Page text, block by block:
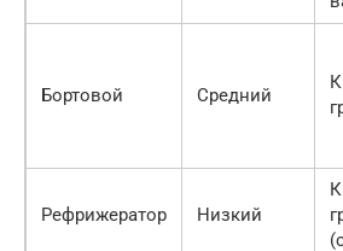
Бортовой Средний
Рефрижератор Низкий